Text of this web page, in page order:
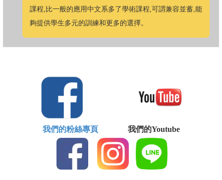
課程,比一般的應用中文系多了學術課程,可謂兼容並蓄,能
夠提供學生多元的訓練和更多的選擇。
我們的粉絲專頁 我們的Youtube